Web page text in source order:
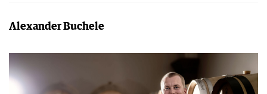
Alexander Buchele